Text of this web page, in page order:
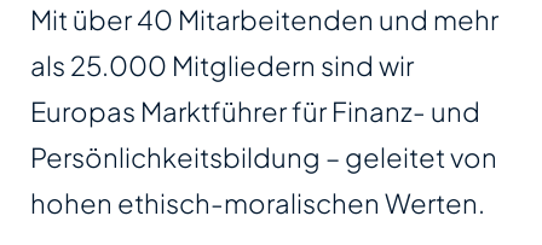
Mit über 40 Mitarbeitenden und mehr
als 25.000 Mitgliedern sind wir
Europas Marktführer für Finanz- und
Persönlichkeitsbildung – geleitet von
hohen ethisch-moralischen Werten.